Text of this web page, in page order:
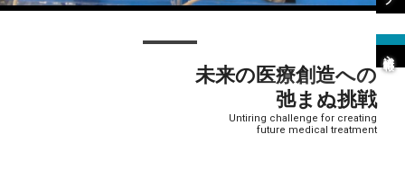
未来の医療創造への
弛まぬ挑戦
Untiring challenge for creating
future medical treatment